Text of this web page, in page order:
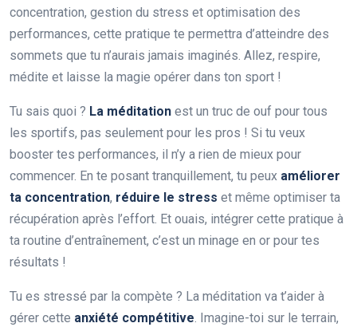
concentration, gestion du stress et optimisation des
performances, cette pratique te permettra d’atteindre des
sommets que tu n’aurais jamais imaginés. Allez, respire,
médite et laisse la magie opérer dans ton sport !
Tu sais quoi ? La méditation est un truc de ouf pour tous
les sportifs, pas seulement pour les pros ! Si tu veux
booster tes performances, il n’y a rien de mieux pour
commencer. En te posant tranquillement, tu peux améliorer
ta concentration, réduire le stress et même optimiser ta
récupération après l’effort. Et ouais, intégrer cette pratique à
ta routine d’entraînement, c’est un minage en or pour tes
résultats !
Tu es stressé par la compète ? La méditation va t’aider à
gérer cette anxiété compétitive. Imagine-toi sur le terrain,